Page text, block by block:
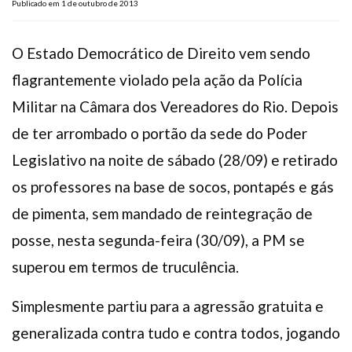
Publicado em 1 de outubro de 2013
O Estado Democrático de Direito vem sendo
flagrantemente violado pela ação da Polícia
Militar na Câmara dos Vereadores do Rio. Depois
de ter arrombado o portão da sede do Poder
Legislativo na noite de sábado (28/09) e retirado
os professores na base de socos, pontapés e gás
de pimenta, sem mandado de reintegração de
posse, nesta segunda-feira (30/09), a PM se
superou em termos de truculência.
Simplesmente partiu para a agressão gratuita e
generalizada contra tudo e contra todos, jogando
Pós-graduação
FacebookInstagramTwitter YoutubeTikTok Whatsapp